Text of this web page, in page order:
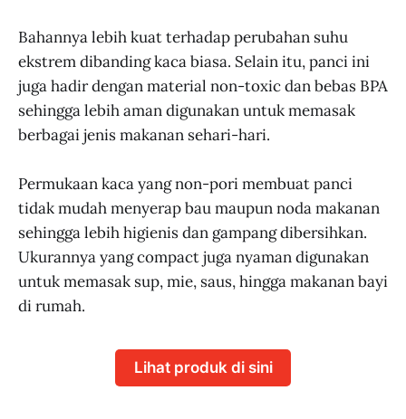
Bahannya lebih kuat terhadap perubahan suhu
ekstrem dibanding kaca biasa. Selain itu, panci ini
juga hadir dengan material non-toxic dan bebas BPA
sehingga lebih aman digunakan untuk memasak
berbagai jenis makanan sehari-hari.
Permukaan kaca yang non-pori membuat panci
tidak mudah menyerap bau maupun noda makanan
sehingga lebih higienis dan gampang dibersihkan.
Ukurannya yang compact juga nyaman digunakan
untuk memasak sup, mie, saus, hingga makanan bayi
di rumah.
Lihat produk di sini